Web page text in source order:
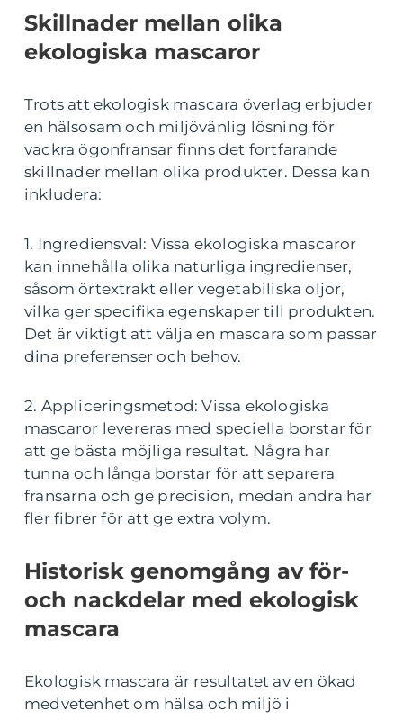
Skillnader mellan olika
ekologiska mascaror
Trots att ekologisk mascara överlag erbjuder
en hälsosam och miljövänlig lösning för
vackra ögonfransar finns det fortfarande
skillnader mellan olika produkter. Dessa kan
inkludera:
1. Ingrediensval: Vissa ekologiska mascaror
kan innehålla olika naturliga ingredienser,
såsom örtextrakt eller vegetabiliska oljor,
vilka ger specifika egenskaper till produkten.
Det är viktigt att välja en mascara som passar
dina preferenser och behov.
2. Appliceringsmetod: Vissa ekologiska
mascaror levereras med speciella borstar för
att ge bästa möjliga resultat. Några har
tunna och långa borstar för att separera
fransarna och ge precision, medan andra har
fler fibrer för att ge extra volym.
Historisk genomgång av för-
och nackdelar med ekologisk
mascara
Ekologisk mascara är resultatet av en ökad
medvetenhet om hälsa och miljö i